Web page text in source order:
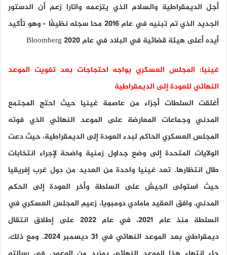
أجل الديمقراطية والسلام الذي يتزعمه واتارا زعم أن الدستور
الجديد الذي تم تبنيه في عام 2016 محا سجله نظيفًا – وهو تأكيد
أيده أعلى هيئة قضائية في البلاد في عام 2020 Bloomberg
غينيا: المجلس العسكري يواجه احتجاجات بعد تفويت الموعد
النهائي للعودة إلى الديمقراطية
أغلقت السلطات أجزاء من عاصمة غينيا حيث احتج المجتمع
المدني وجماعات المعارضة على الموعد النهائي الذي فوته
المجلس العسكري الحاكم لبدء العودة إلى الديمقراطية، حيث دعت
الولايات المتحدة إلى وضع جداول زمنية واضحة لإجراء انتخابات
طال انتظارها. تعد غينيا واحدة من العديد من دول غرب إفريقيا
حيث استولى الجيش على السلطة وأخر العودة إلى الحكم
المدني. وافق العقيد مامادي دومبويا، زعيم المجلس العسكري في
السلطة منذ عام 2021، في عام 2022 على إطلاق انتقال
ديمقراطي بعد الموعد النهائي في 31 ديسمبر 2024. ومع ذلك،